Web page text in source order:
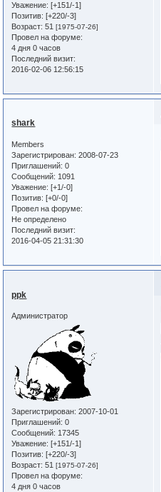
Уважение: [+151/-1]
Позитив: [+220/-3]
Возраст: 51[1975-07-26]
Провел на форуме:
4 дня 0 часов
Последний визит:
2016-02-06 12:56:15
shark
Members
Зарегистрирован: 2008-07-23
Приглашений: 0
Сообщений: 1091
Уважение: [+1/-0]
Позитив: [+0/-0]
Провел на форуме:
Не определено
Последний визит:
2016-04-05 21:31:30
ppk
Администратор
Зарегистрирован: 2007-10-01
Приглашений: 0
Сообщений: 17345
Уважение: [+151/-1]
Позитив: [+220/-3]
Возраст: 51[1975-07-26]
Провел на форуме:
4 дня 0 часов